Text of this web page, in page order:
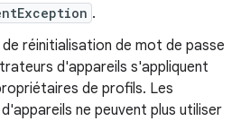
.
réinitialisation de mot de passe
d'appareils s'appliquent
de profils. Les
ne peuvent plus utiliser